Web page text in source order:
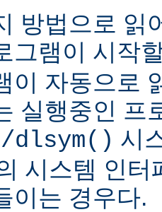
방법으로 읽
그램이 시작
이 자동으로
실행중인 프
dlsym() 시
시스템 인
이는 경우다.